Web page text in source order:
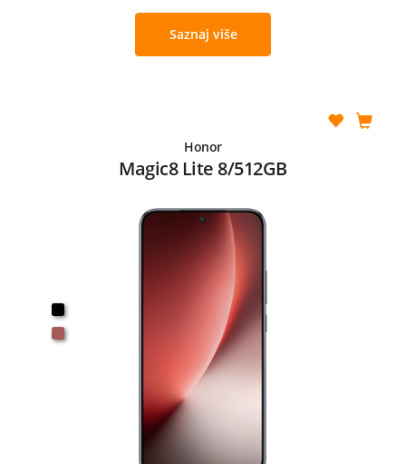
Saznaj više
Honor
Magic8 Lite 8/512GB